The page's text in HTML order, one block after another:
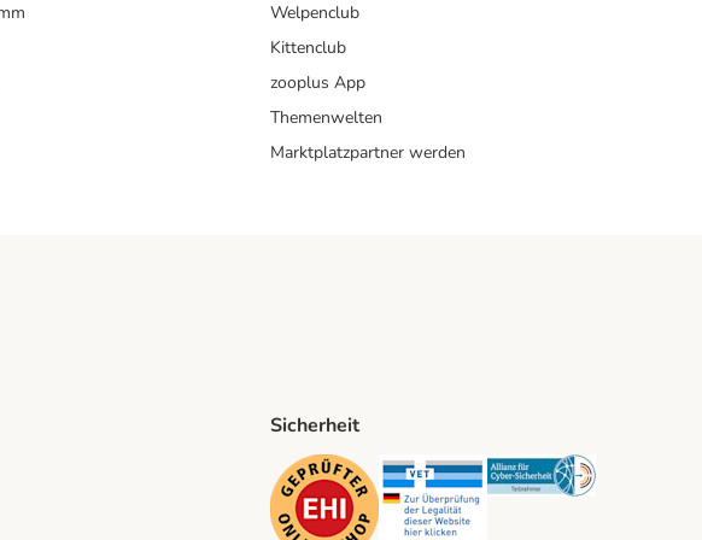
Welpenclub
Kittenclub
zooplus App
Themenwelten
Marktplatzpartner werden
Method
Sicherheit
Security Security Security